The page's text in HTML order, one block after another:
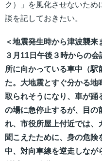
ク）」を風化させないため
談を記しておきたい。
＜地震発生時から津波襲来
３月11日午後３時からの
所に向かっている車中（駅
た。大地震とすぐ分かる地
取られそうになり、車が踊
の場に急停止するが、目の
れ、市役所屋上付近では、
聞こえたために、身の危険
中、対向車線を逆走しなが